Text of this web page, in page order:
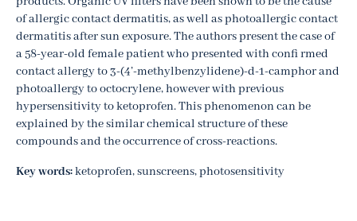
of allergic contact dermatitis, as well as photoallergic contact
dermatitis after sun exposure. The authors present the case of
a 58-year-old female patient who presented with confi rmed
contact allergy to 3-(4’-methylbenzylidene)-d-1-camphor and
photoallergy to octocrylene, however with previous
hypersensitivity to ketoprofen. This phenomenon can be
explained by the similar chemical structure of these
compounds and the occurrence of cross-reactions.
Key words:ketoprofen, sunscreens, photosensitivity